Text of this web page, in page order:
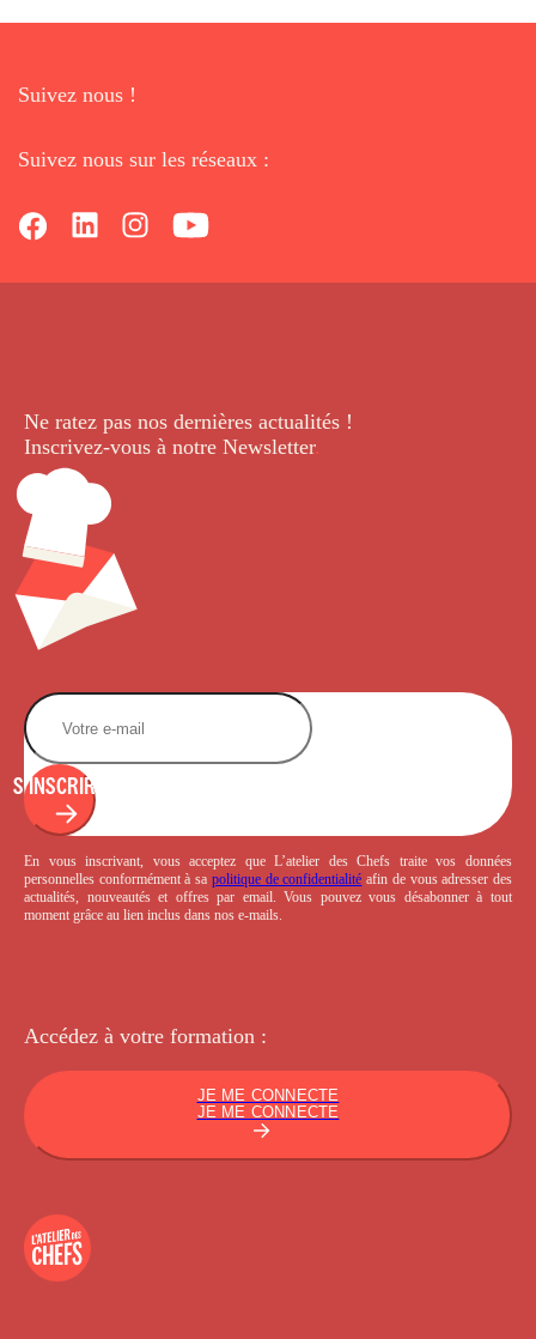
Suivez nous !
Suivez nous sur les réseaux :
Ne ratez pas nos dernières actualités !
Inscrivez-vous à notre Newsletter.
S'INSCRIRE
En vous inscrivant, vous acceptez que L’atelier des Chefs traite vos données
personnelles conformément à sa politique de confidentialité afin de vous adresser des
actualités, nouveautés et offres par email. Vous pouvez vous désabonner à tout
moment grâce au lien inclus dans nos e-mails.
Accédez à votre formation :
JE ME CONNECTE
JE ME CONNECTE